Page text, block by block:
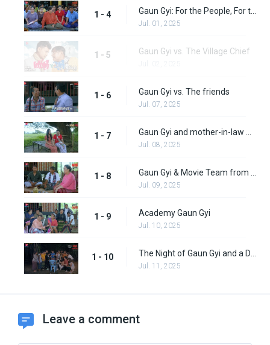
1 - 4
Jul. 01, 2025
1 - 5 Gaun Gyi vs. The Village Chief
1 - 6 Gaun Gyi vs. The friends
Jul. 07, 2025
1 - 7
Jul. 08, 2025
1 - 8
Jul. 09, 2025
1 - 9 Academy Gaun Gyi
Jul. 10, 2025
1 - 10
Jul. 11, 2025
Leave a comment